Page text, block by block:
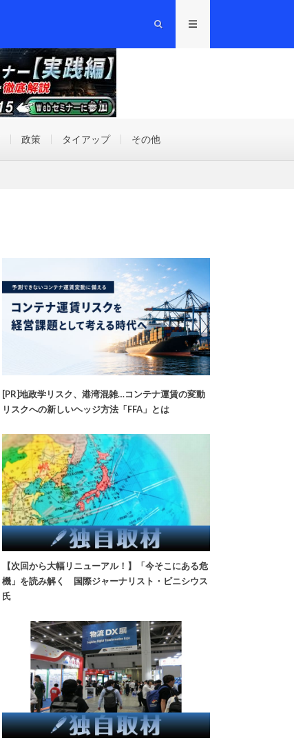
政策 タイアップ その他
[PR]地政学リスク、港湾混雑…コンテナ運賃の変動
リスクへの新しいヘッジ方法「FFA」とは
【次回から大幅リニューアル！】「今そこにある危
機」を読み解く 国際ジャーナリスト・ビニシウス
氏